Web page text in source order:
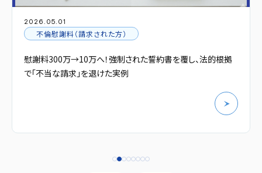
2026.05.01
不倫慰謝料（請求された方）
慰謝料300万→10万へ！強制された誓約書を覆し、法的根拠
で「不当な請求」を退けた実例